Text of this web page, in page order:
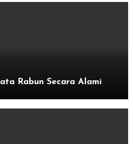
Rabun Secara Alami